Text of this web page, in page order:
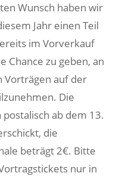
Wunsch haben wir
Jahr einen Teil
im Vorverkauf
Chance zu geben, an
Vorträgen auf der
Die
ab dem 13.
die
beträgt 2€. Bitte
nur in